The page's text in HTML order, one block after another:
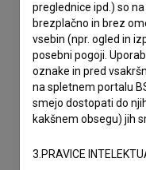
preglednice ipd.) so
brezplačno in brez
vsebin (npr. ogled in
posebni pogoji.
oznake in pred
na spletnem portalu
smejo dostopati do
kakšnem obsegu) jih
3.PRAVICE